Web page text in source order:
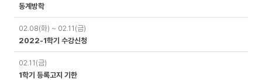
동계방학
02.08(화) ~ 02.11(금)
2022-1학기 수강신청
02.11(금)
1학기 등록고지 기한